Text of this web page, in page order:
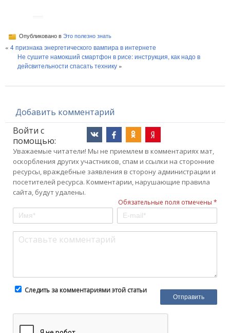
Опубликовано в Это полезно знать
« 4 признака энергетического вампира в интернете
Не сушите намокший смартфон в рисе: инструкция, как надо в
дейсвительности спасать технику »
Добавить комментарий
Войти с
помощью:
Уважаемые читатели! Мы не приемлем в комментариях мат,
оскорбления других участников, спам и ссылки на сторонние
ресурсы, враждебные заявления в сторону администрации и
посетителей ресурса. Комментарии, нарушающие правила
сайта, будут удалены.
Обязательные поля отмечены *
Следить за комментариями этой статьи